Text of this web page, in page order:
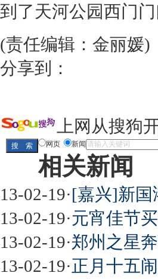
到了天河公园西门
(责任编辑：金丽媛)
分享到：
上网从搜狗
网页 新闻
相关新闻
13-02-19·[嘉兴]新国
13-02-19·元宵佳节
13-02-19·郑州之星
13-02-19·正月十五